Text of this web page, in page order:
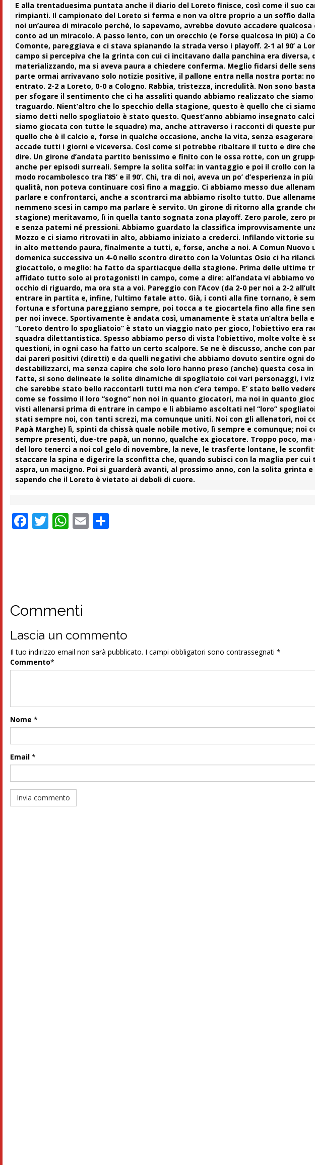
E alla trentaduesima puntata anche il diario del Loreto finisce, così come il suo
rimpianti. Il campionato del Loreto si ferma e non va oltre proprio a un soffio
noi un’aurea di miracolo perché, lo sapevamo, avrebbe dovuto accadere
conto ad un miracolo. A passo lento, con un orecchio (e forse qualcosa in più) a
Comonte, pareggiava e ci stava spianando la strada verso i playoff. 2-1 al 90’ a
campo si percepiva che la grinta con cui ci incitavano dalla panchina era
materializzando, ma si aveva paura a chiedere conferma. Meglio fidarsi delle
parte ormai arrivavano solo notizie positive, il pallone entra nella nostra porta:
entrato. 2-2 a Loreto, 0-0 a Cologno. Rabbia, tristezza, incredulità. Non sono
per sfogare il sentimento che ci ha assaliti quando abbiamo realizzato che
traguardo. Nient’altro che lo specchio della stagione, questo è quello che ci
siamo detti nello spogliatoio è stato questo. Quest’anno abbiamo insegnato
siamo giocata con tutte le squadre) ma, anche attraverso i racconti di queste
quello che è il calcio e, forse in qualche occasione, anche la vita, senza
accade tutti i giorni e viceversa. Così come si potrebbe ribaltare il tutto e dire
dire. Un girone d’andata partito benissimo e finito con le ossa rotte, con un
anche per episodi surreali. Sempre la solita solfa: in vantaggio e poi il crollo con
modo rocambolesco tra l’85’ e il 90’. Chi, tra di noi, aveva un po’ d’esperienza in
qualità, non poteva continuare così fino a maggio. Ci abbiamo messo due
parlare e confrontarci, anche a scontrarci ma abbiamo risolto tutto. Due
nemmeno scesi in campo ma parlare è servito. Un girone di ritorno alla grande
stagione) meritavamo, lì in quella tanto sognata zona playoff. Zero parole, zero
e senza patemi né pressioni. Abbiamo guardato la classifica improvvisamente
Mozzo e ci siamo ritrovati in alto, abbiamo iniziato a crederci. Infilando vittorie
in alto mettendo paura, finalmente a tutti, e, forse, anche a noi. A Comun
domenica successiva un 4-0 nello scontro diretto con la Voluntas Osio ci ha
giocattolo, o meglio: ha fatto da spartiacque della stagione. Prima delle ultime
affidato tutto solo ai protagonisti in campo, come a dire: all’andata vi abbiamo
occhio di riguardo, ma ora sta a voi. Pareggio con l’Acov (da 2-0 per noi a 2-2
entrare in partita e, infine, l’ultimo fatale atto. Già, i conti alla fine tornano, è
fortuna e sfortuna pareggiano sempre, poi tocca a te giocartela fino alla fine
per noi invece. Sportivamente è andata così, umanamente è stata un’altra
“Loreto dentro lo spogliatoio” è stato un viaggio nato per gioco, l’obiettivo era
squadra dilettantistica. Spesso abbiamo perso di vista l’obiettivo, molte volte è
questioni, in ogni caso ha fatto un certo scalpore. Se ne è discusso, anche con
dai pareri positivi (diretti) e da quelli negativi che abbiamo dovuto sentire ogni
destabilizzarci, ma senza capire che solo loro hanno preso (anche) questa cosa
fatte, si sono delineate le solite dinamiche di spogliatoio coi vari personaggi, i
che sarebbe stato bello raccontarli tutti ma non c’era tempo. E’ stato bello
come se fossimo il loro “sogno” non noi in quanto giocatori, ma noi in quanto
visti allenarsi prima di entrare in campo e li abbiamo ascoltati nel “loro”
stati sempre noi, con tanti screzi, ma comunque uniti. Noi con gli allenatori, noi
Papà Marghe) lì, spinti da chissà quale nobile motivo, lì sempre e comunque; noi
sempre presenti, due-tre papà, un nonno, qualche ex giocatore. Troppo poco,
del loro tenerci a noi col gelo di novembre, la neve, le trasferte lontane, le
staccare la spina e digerire la sconfitta che, quando subisci con la maglia per
aspra, un macigno. Poi si guarderà avanti, al prossimo anno, con la solita grinta
sapendo che il Loreto è vietato ai deboli di cuore.
Facebook
Twitter
WhatsApp
Email
Commenti
Lascia un commento
Il tuo indirizzo email non sarà pubblicato. I campi obbligatori sono contrassegnati*
Commento*
Nome *
Email *